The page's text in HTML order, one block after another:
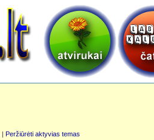
| Peržiūrėti aktyvias temas